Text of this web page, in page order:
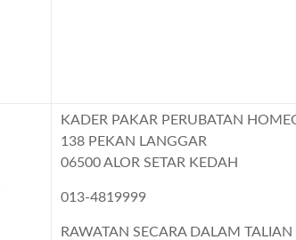
KADER PAKAR PERUBATAN
138 PEKAN LANGGAR
06500 ALOR SETAR KEDAH
013-4819999
RAWATAN SECARA DALAM TALIAN